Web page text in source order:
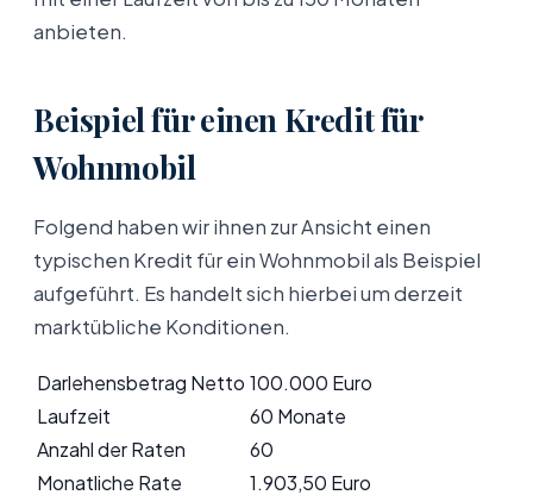
anbieten.
Beispiel für einen Kredit für
Wohnmobil
Folgend haben wir ihnen zur Ansicht einen
typischen Kredit für ein Wohnmobil als Beispiel
aufgeführt. Es handelt sich hierbei um derzeit
marktübliche Konditionen.
Darlehensbetrag Netto 100.000 Euro
Laufzeit
60 Monate
Anzahl der Raten
60
Monatliche Rate
1.903,50 Euro